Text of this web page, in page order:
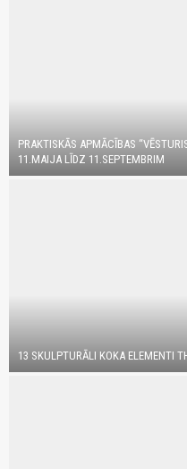
PRAKTISKĀS APMĀCĪBAS
11.MAIJA LĪDZ 11.SEPTEMBRIM
13 SKULPTURĀLI KOKA ELEMENTI